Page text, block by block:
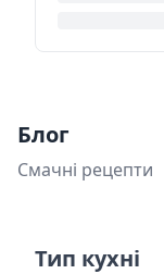
Блог
Смачні рецепти
Тип кухні